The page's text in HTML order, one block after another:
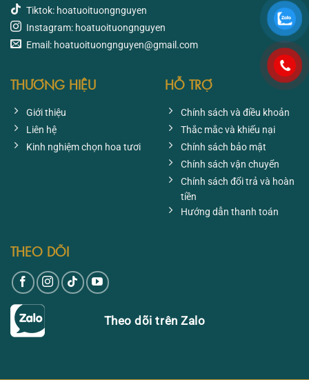
Tiktok: hoatuoituongnguyen
Instagram: hoatuoituongnguyen
Email: hoatuoituongnguyen@gmail.com
THƯƠNG HIỆU
Giới thiệu
Liên hệ
Kinh nghiệm chọn hoa tươi
HỖ TRỢ
Chính sách và điều khoản
Thắc mắc và khiếu nại
Chính sách bảo mật
Chính sách vận chuyển
Chính sách đổi trả và hoàn
tiền
Hướng dẫn thanh toán
THEO DÕI
Theo dõi trên Zalo